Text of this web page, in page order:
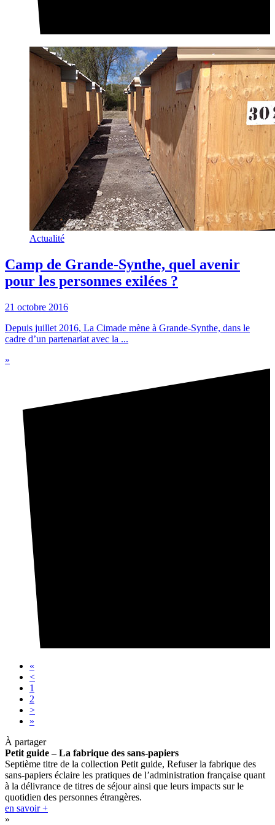
Actualité
Camp de Grande-Synthe, quel avenir
pour les personnes exilées ?
21 octobre 2016
Depuis juillet 2016, La Cimade mène à Grande-Synthe, dans le
cadre d’un partenariat avec la ...
»
«
<
1
2
>
»
À partager
Petit guide – La fabrique des sans-papiers
Septième titre de la collection Petit guide, Refuser la fabrique des
sans-papiers éclaire les pratiques de l’administration française quant
à la délivrance de titres de séjour ainsi que leurs impacts sur le
quotidien des personnes étrangères.
en savoir +
»